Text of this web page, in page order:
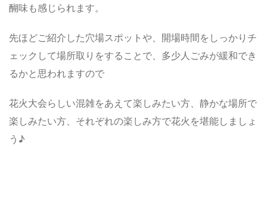
醐味も感じられます。
先ほどご紹介した穴場スポットや、開場時間をしっかりチ
ェックして場所取りをすることで、多少人ごみが緩和でき
るかと思われますので
花火大会らしい混雑をあえて楽しみたい方、静かな場所で
楽しみたい方、それぞれの楽しみ方で花火を堪能しましょ
う♪